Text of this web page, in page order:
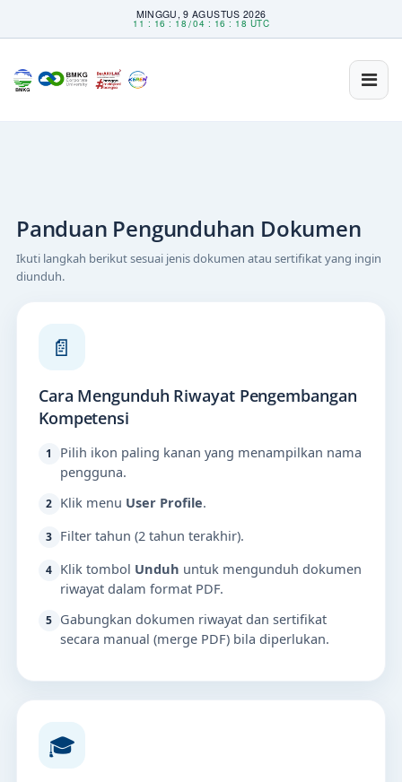
MINGGU, 9 AGUSTUS 2026
11 : 16 : 18 /04 : 16 : 18 UTC
Toggle
Panduan Pengunduhan Dokumen
Ikuti langkah berikut sesuai jenis dokumen atau sertifikat yang ingin
diunduh.
📄
Cara Mengunduh Riwayat Pengembangan
Kompetensi
1
Pilih ikon paling kanan yang menampilkan nama
pengguna.
2 Klik menu User Profile.
3 Filter tahun (2 tahun terakhir).
4 Klik tombol Unduh untuk mengunduh dokumen
riwayat dalam format PDF.
5 Gabungkan dokumen riwayat dan sertifikat
secara manual (merge PDF) bila diperlukan.
🎓